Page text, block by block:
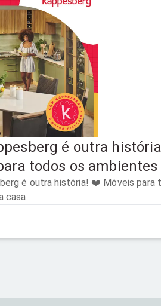
é outra
todos os ambientes
é outra história! ❤️ Móveis para
casa.